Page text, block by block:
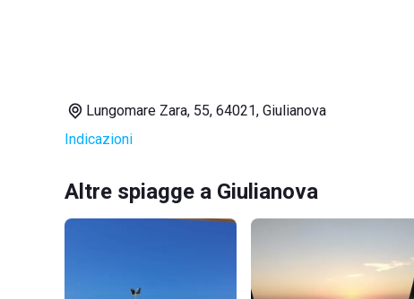
Lungomare Zara, 55, 64021, Giulianova
Indicazioni
Altre spiagge a Giulianova